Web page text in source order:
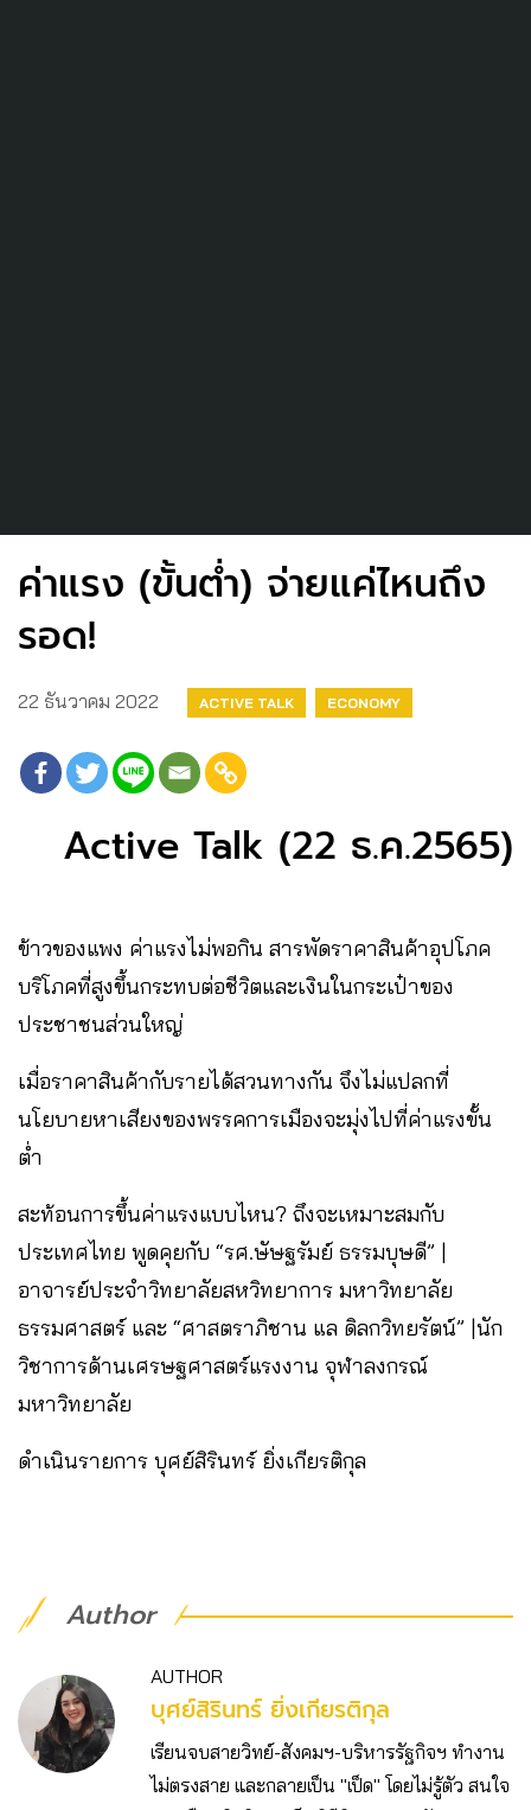
ค่าแรง (ขั้นต่ำ) จ่ายแค่ไหนถึง
รอด!
22 ธันวาคม 2022 ACTIVE TALK ECONOMY
Active Talk (22 ธ.ค.2565)
ข้าวของแพง ค่าแรงไม่พอกิน สารพัดราคาสินค้าอุปโภค
บริโภคที่สูงขึ้นกระทบต่อชีวิตและเงินในกระเป๋าของ
ประชาชนส่วนใหญ่
เมื่อราคาสินค้ากับรายได้สวนทางกัน จึงไม่แปลกที่
นโยบายหาเสียงของพรรคการเมืองจะมุ่งไปที่ค่าแรงขั้น
ต่ำ
สะท้อนการขึ้นค่าแรงแบบไหน? ถึงจะเหมาะสมกับ
ประเทศไทย พูดคุยกับ “รศ.ษัษฐรัมย์ ธรรมบุษดี” |
อาจารย์ประจำวิทยาลัยสหวิทยาการ มหาวิทยาลัย
ธรรมศาสตร์ และ “ศาสตราภิชาน แล ดิลกวิทยรัตน์” |นัก
วิชาการด้านเศรษฐศาสตร์แรงงาน จุฬาลงกรณ์
มหาวิทยาลัย
ดำเนินรายการ บุศย์สิรินทร์ ยิ่งเกียรติกุล
Author
AUTHOR
บุศย์สิรินทร์ ยิ่งเกียรติกุล
เรียนจบสายวิทย์-สังคมฯ-บริหารรัฐกิจฯ ทำงาน
ไม่ตรงสาย และกลายเป็น "เป็ด" โดยไม่รู้ตัว สนใจ